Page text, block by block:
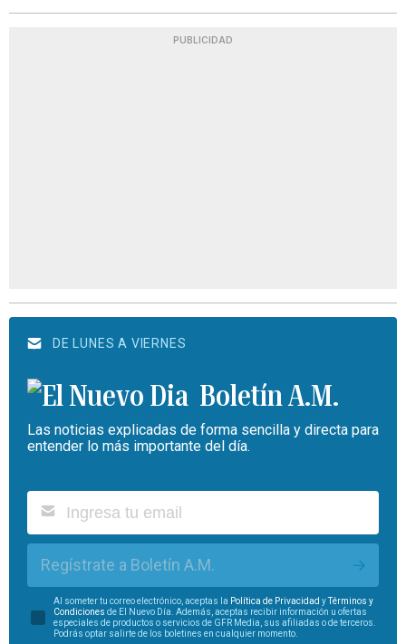
PUBLICIDAD
DE LUNES A VIERNES
Boletín A.M.
Las noticias explicadas de forma sencilla y directa para
entender lo más importante del día.
Regístrate a Boletín A.M.
Al someter tu correo electrónico, aceptas la Política de Privacidad yTérminos y
Condiciones de El Nuevo Día. Además, aceptas recibir información u ofertas
especiales de productos o servicios de GFR Media, sus afiliadas o de terceros.
Podrás optar salirte de los boletines en cualquier momento.